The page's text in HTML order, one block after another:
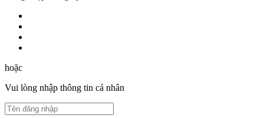
hoặc
Vui lòng nhập thông tin cá nhân